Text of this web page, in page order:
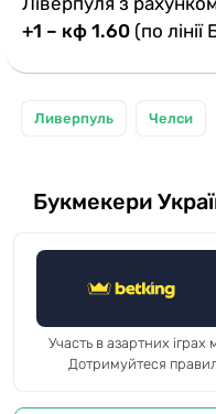
+1 – кф 1.60 (по
Ливерпуль Челси
Букмекери
Участь в азартних іграх
Дотримуйтеся правил